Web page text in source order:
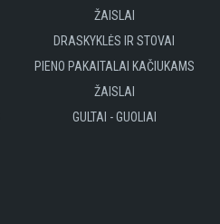
ŽAISLAI
DRASKYKLĖS IR STOVAI
PIENO PAKAITALAI KAČIUKAMS
ŽAISLAI
GULTAI - GUOLIAI